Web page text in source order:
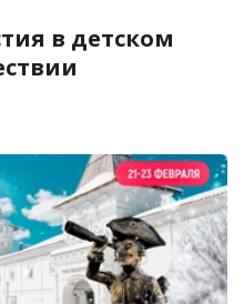
в детском